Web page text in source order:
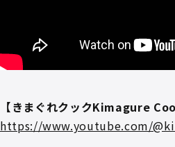
【きまぐれクックKimagure
https://www.youtube.com/